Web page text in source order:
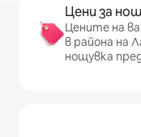
Цени за
Цените на
в района на
нощувка